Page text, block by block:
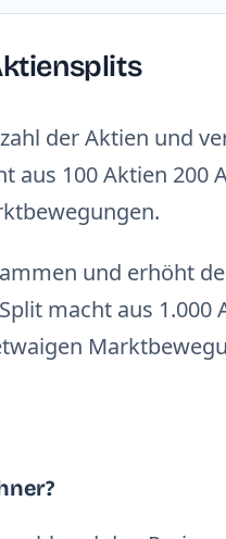
der Aktien und
aus 100 Aktien
und erhöht
macht aus